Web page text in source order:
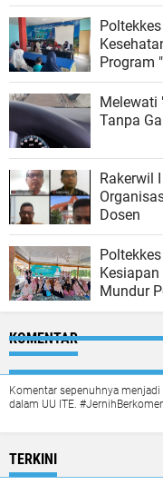
Program
Melewati
Tanpa
Rakerwil
Dosen
Mundur
KOMENTAR
Komentar sepenuhnya
dalam UU ITE.
TERKINI